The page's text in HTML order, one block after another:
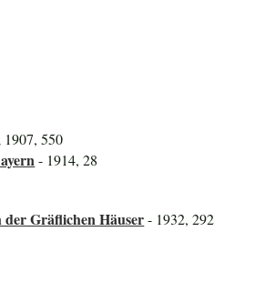
1907, 550
- 1914, 28
der Gräflichen Häuser- 1932, 292